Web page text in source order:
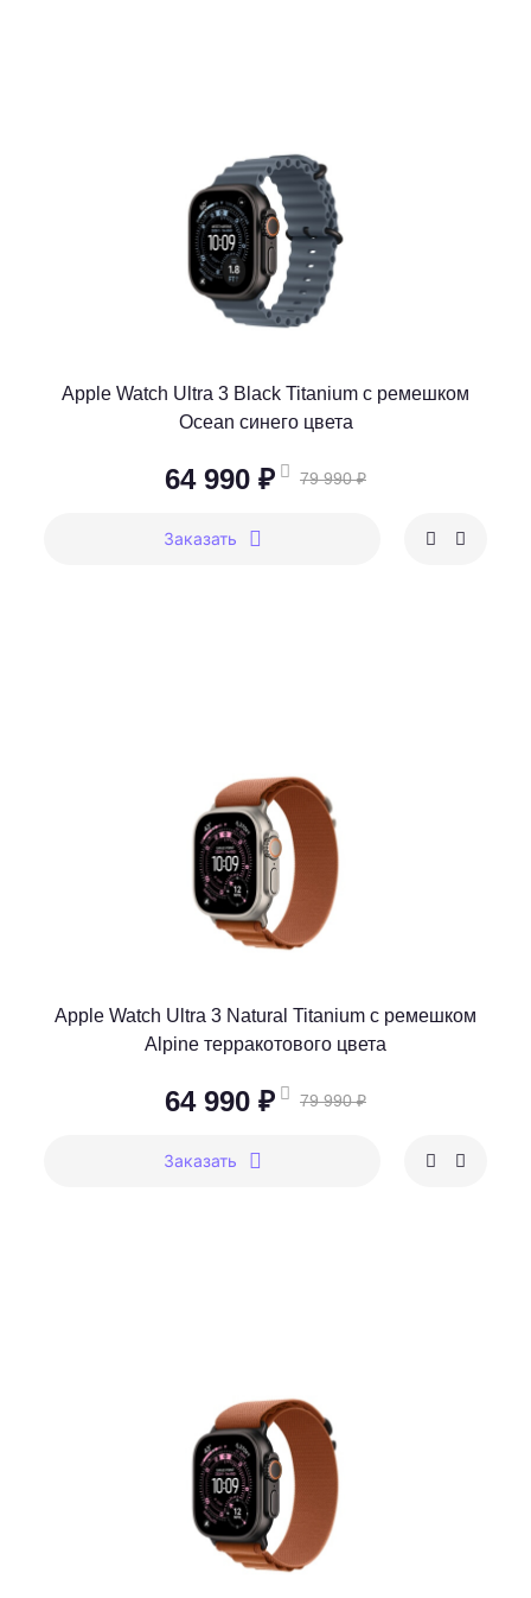
Apple Watch Ultra 3 Black Titanium c ремешком
Ocean синего цвета
64 990 ₽ 79 990 ₽
Заказать
Apple Watch Ultra 3 Natural Titanium c ремешком
Alpine терракотового цвета
64 990 ₽ 79 990 ₽
Заказать